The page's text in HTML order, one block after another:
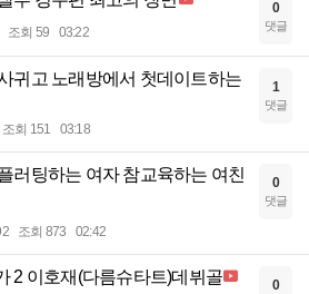
조회 59 03:22
0
댓글
귀고 노래방에서 첫데이트하는
조회 151 03:18
1
댓글
러팅하는 여자 참교육하는 여친
조회 873 02:42
0
댓글
2 이호재(다름슈타트)데뷔골 0